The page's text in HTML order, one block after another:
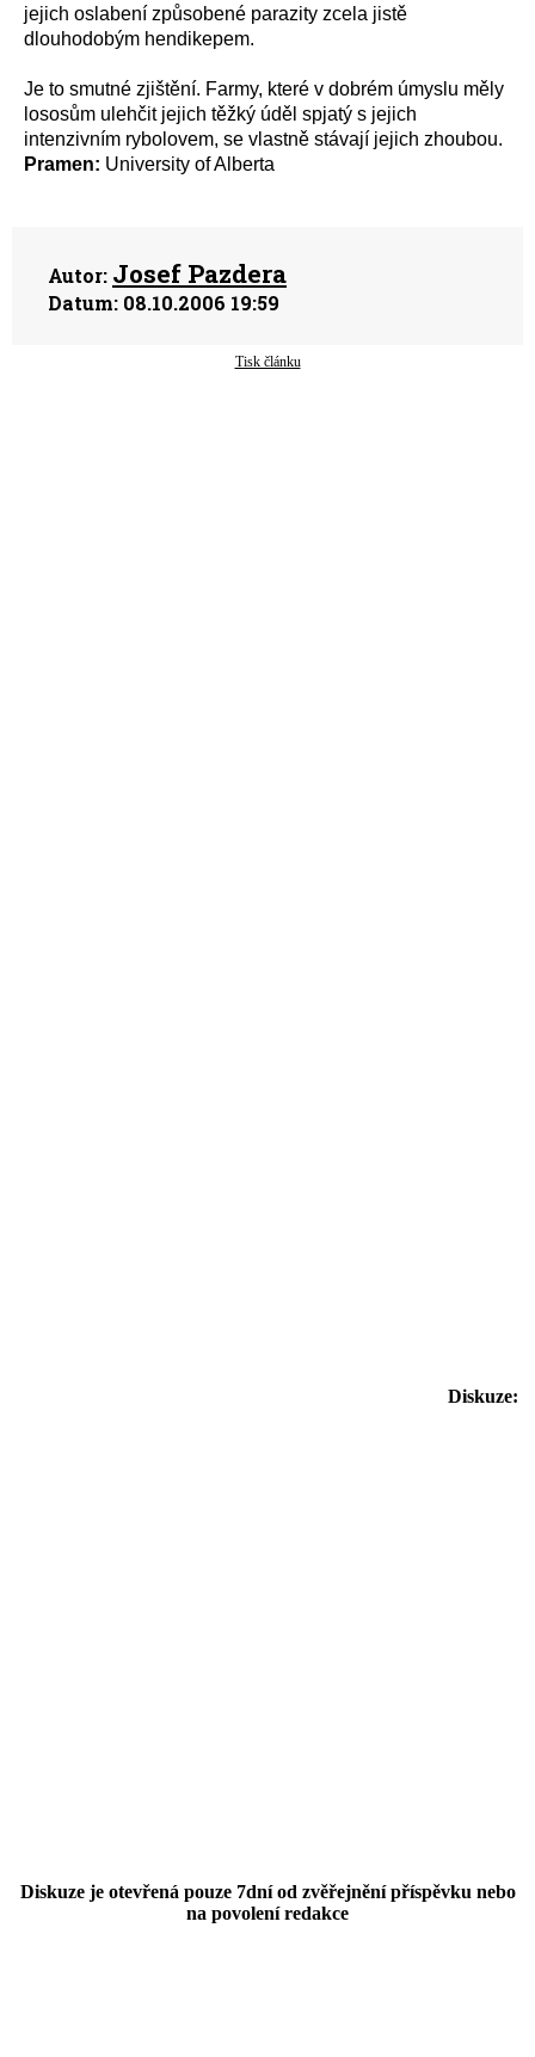
jejich oslabení způsobené parazity zcela jistě
dlouhodobým hendikepem.
Je to smutné zjištění. Farmy, které v dobrém úmyslu měly
lososům ulehčit jejich těžký úděl spjatý s jejich
intenzivním rybolovem, se vlastně stávají jejich zhoubou.
Pramen: University of Alberta
Autor: Josef Pazdera
Datum: 08.10.2006 19:59
Tisk článku
Diskuze:
Diskuze je otevřená pouze 7dní od zvěřejnění příspěvku nebo
na povolení redakce